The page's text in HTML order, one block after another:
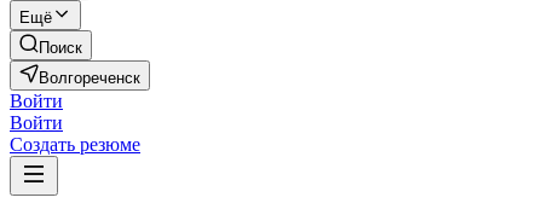
Ещё
Поиск
Волгореченск
Войти
Войти
Создать резюме